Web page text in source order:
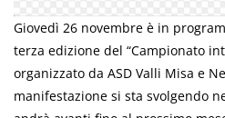
Giovedì 26 novembre è in
terza edizione del “Campionato
organizzato da ASD Valli Misa e
manifestazione si sta svolgendo